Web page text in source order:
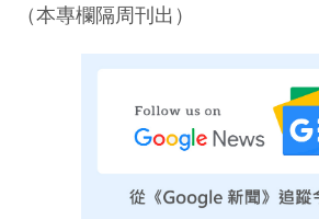
（本專欄隔周刊出）